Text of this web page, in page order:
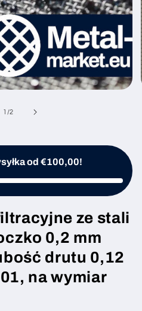
1 /z2
od €100,00!
ze stali
0,2 mm
drutu 0,12
na wymiar